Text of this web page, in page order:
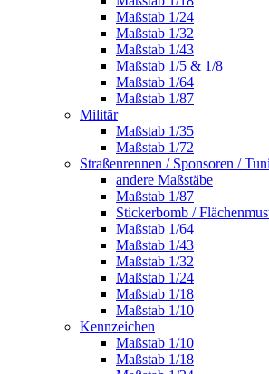
Maßstab 1/24
Maßstab 1/32
Maßstab 1/43
Maßstab 1/5 & 1/8
Maßstab 1/64
Maßstab 1/87
Militär
Maßstab 1/35
Maßstab 1/72
Straßenrennen / Sponsoren /
andere Maßstäbe
Maßstab 1/87
Stickerbomb /
Maßstab 1/64
Maßstab 1/43
Maßstab 1/32
Maßstab 1/24
Maßstab 1/18
Maßstab 1/10
Kennzeichen
Maßstab 1/10
Maßstab 1/18